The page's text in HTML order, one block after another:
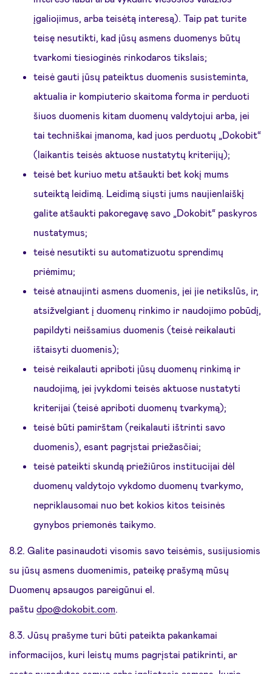
įgaliojimus, arba teisėtą interesą). Taip pat turite
teisę nesutikti, kad jūsų asmens duomenys būtų
tvarkomi tiesioginės rinkodaros tikslais;
teisė gauti jūsų pateiktus duomenis susisteminta,
aktualia ir kompiuterio skaitoma forma ir perduoti
šiuos duomenis kitam duomenų valdytojui arba, jei
tai techniškai įmanoma, kad juos perduotų „Dokobit“
(laikantis teisės aktuose nustatytų kriterijų);
teisė bet kuriuo metu atšaukti bet kokį mums
suteiktą leidimą. Leidimą siųsti jums naujienlaiškį
galite atšaukti pakoregavę savo „Dokobit“ paskyros
nustatymus;
teisė nesutikti su automatizuotu sprendimų
priėmimu;
teisė atnaujinti asmens duomenis, jei jie netikslūs, ir,
atsižvelgiant į duomenų rinkimo ir naudojimo pobūdį,
papildyti neišsamius duomenis (teisė reikalauti
ištaisyti duomenis);
teisė reikalauti apriboti jūsų duomenų rinkimą ir
naudojimą, jei įvykdomi teisės aktuose nustatyti
kriterijai (teisė apriboti duomenų tvarkymą);
teisė būti pamirštam (reikalauti ištrinti savo
duomenis), esant pagrįstai priežasčiai;
teisė pateikti skundą priežiūros institucijai dėl
duomenų valdytojo vykdomo duomenų tvarkymo,
nepriklausomai nuo bet kokios kitos teisinės
gynybos priemonės taikymo.
8.2. Galite pasinaudoti visomis savo teisėmis, susijusiomis
su jūsų asmens duomenimis, pateikę prašymą mūsų
Duomenų apsaugos pareigūnui el.
paštu dpo@dokobit.com.
8.3. Jūsų prašyme turi būti pateikta pakankamai
informacijos, kuri leistų mums pagrįstai patikrinti, ar